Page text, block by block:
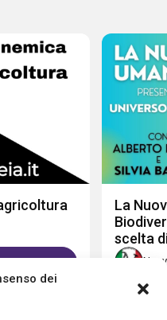
dei
La
scelta